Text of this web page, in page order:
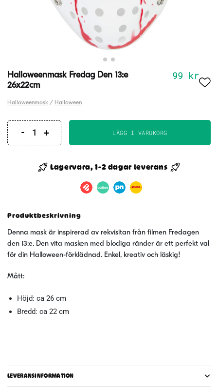
Halloweenmask Fredag ​​Den 13:e
26x22cm
99 kr
Halloweenmask / Halloween
Halloweenmask
Den
LÄGG I VARUKORG
Lagervara, 1-2 dagar leverans
Produktbeskrivning
Denna mask är inspirerad av rekvisitan från filmen Fredagen
den 13:e. Den vita masken med blodiga ränder är ett perfekt val
för din Halloween-förklädnad. Enkel, kreativ och läskig!
Mått:
Höjd: ca 26 cm
Bredd: ca 22 cm
LEVERANSINFORMATION